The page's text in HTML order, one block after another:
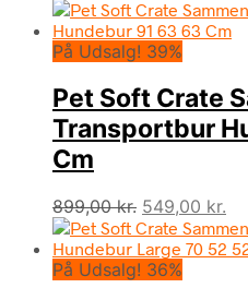
oprindelige
pris
var:
pris
På Udsalg! 39%
Pet Soft Crate
Transportbur
Cm
899,00kr. Den
oprindelige
pris
var:
549,00 kr.
På Udsalg! 36%